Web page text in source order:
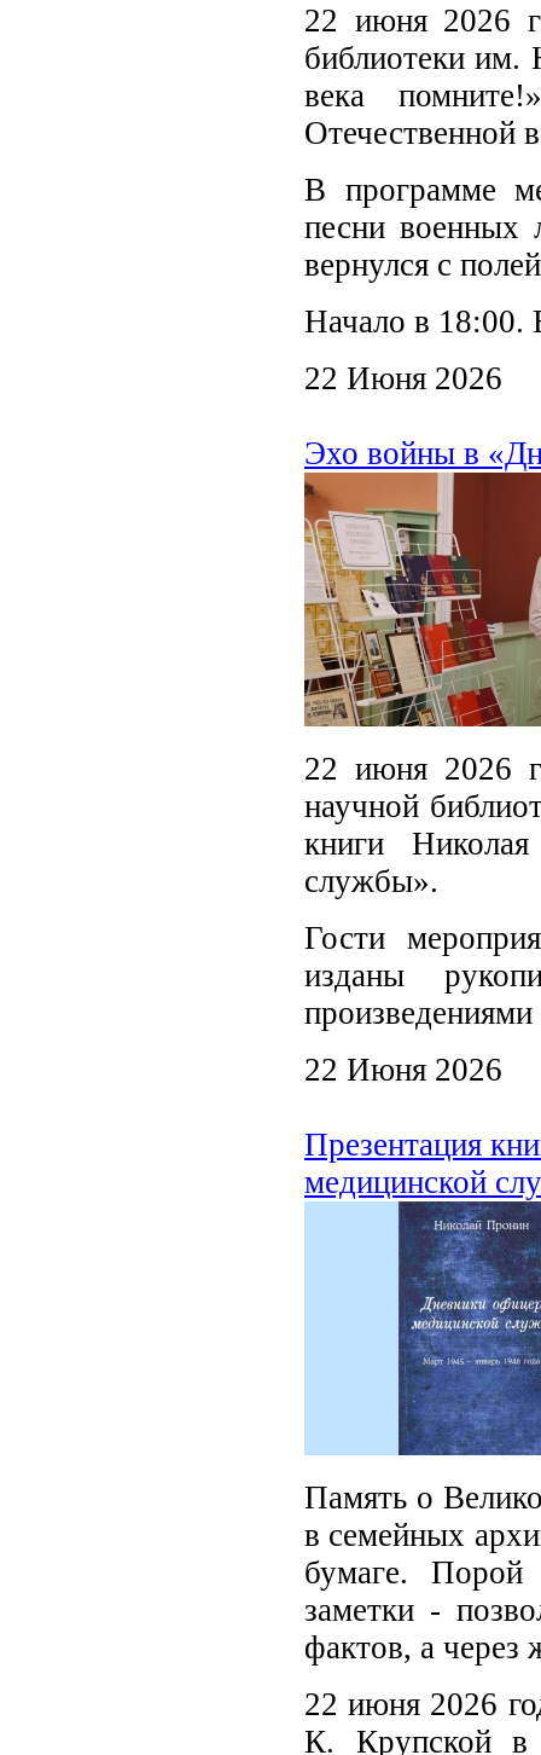
22 июня 2026
библиотеки им.
века
Отечественной
В программе
песни военных
вернулся с
Начало в 18:00.
22 Июня 2026
Эхо войны в
22 июня 2026
научной
книги
службы».
Гости
изданы
22 Июня 2026
Презентация
медицинской
Память о
в семейных
бумаге.
заметки -
фактов, а через
22 июня 2026
К. Крупской в